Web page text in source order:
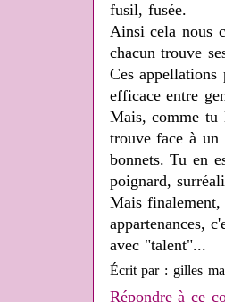
fusil, fusée.
Ainsi cela nous
chacun trouve
Ces
efficace entre
Mais, comme tu
trouve face à un
bonnets. Tu en
poignard,
Mais
appartenances,
avec "talent"...
Écrit par : gilles
Répondre à ce